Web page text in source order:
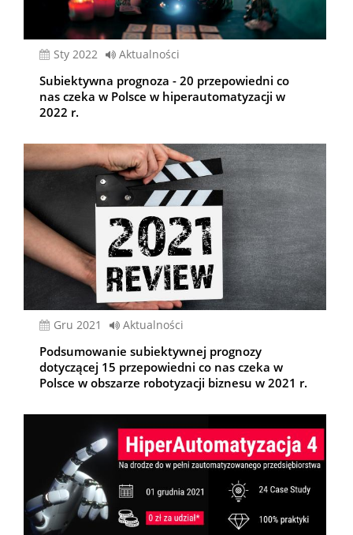
sty 2022 Aktualności
Subiektywna prognoza - 20 przepowiedni co
nas czeka w Polsce w hiperautomatyzacji w
2022 r.
gru 2021 Aktualności
Podsumowanie subiektywnej prognozy
dotyczącej 15 przepowiedni co nas czeka w
Polsce w obszarze robotyzacji biznesu w 2021 r.